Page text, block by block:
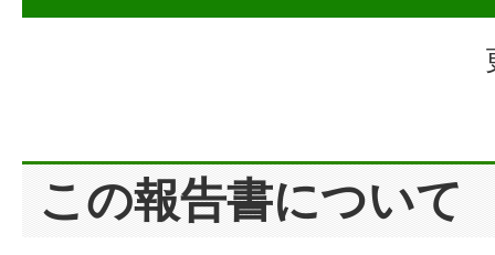
この報告書について